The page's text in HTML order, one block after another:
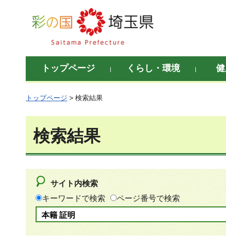
彩の国 埼玉県
トップページ くらし・環境
トップページ > 検索結果
検索結果
サイト内検索
キーワードで検索
ページ番号で検索